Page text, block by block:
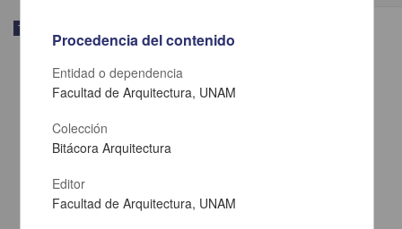
Trabajo de grado
Procedencia del contenido
Entidad o dependencia
Facultad de Arquitectura, UNAM
Colección
Bitácora Arquitectura
Editor
Facultad de Arquitectura, UNAM